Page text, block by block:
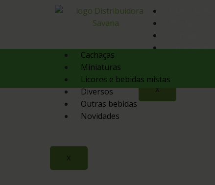
Orçamento
X
Cachaças
Miniaturas
Licores e bebidas mistas
Diversos
Outras bebidas
Novidades
X